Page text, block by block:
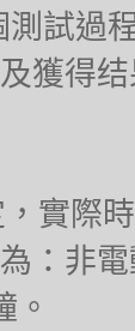
試過
獲得
實際
：非
。